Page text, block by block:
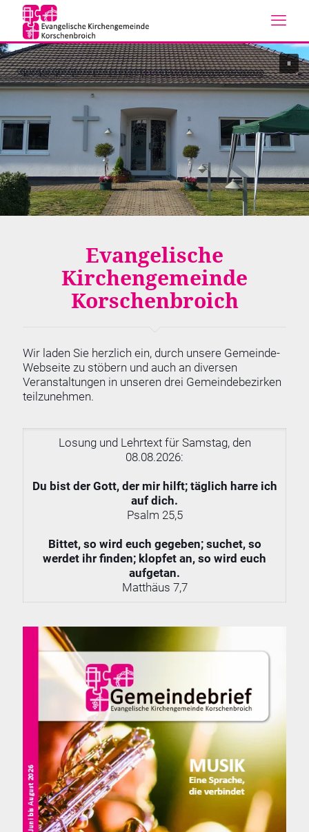
Evangelische
Kirchengemeinde
Korschenbroich
Wir laden Sie herzlich ein, durch unsere Gemeinde-
Webseite zu stöbern und auch an diversen
Veranstaltungen in unseren drei Gemeindebezirken
teilzunehmen.
Losung und Lehrtext für Samstag, den
08.08.2026:
Du bist der Gott, der mir hilft; täglich harre ich
auf dich.
Psalm 25,5
Bittet, so wird euch gegeben; suchet, so
werdet ihr finden; klopfet an, so wird euch
aufgetan.
Matthäus 7,7